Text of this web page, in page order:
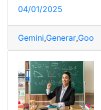
04/01/2025
Gemini,Generar,Google